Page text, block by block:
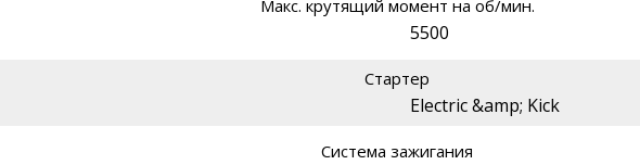
Макс. крутящий момент на об/мин.
5500
Стартер
Electric &amp; Kick
Система зажигания